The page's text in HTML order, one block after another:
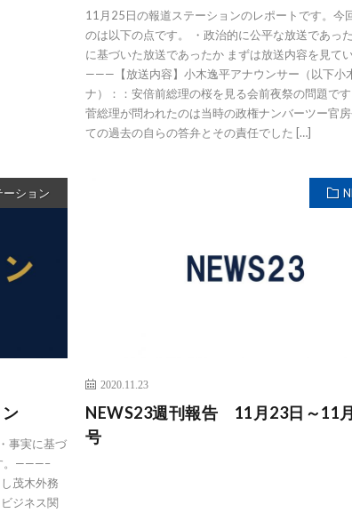
11月25日の報道ステーションのレポートです。今
のは以下の点です。 ・政治的に公平な放送であっ
に基づいた放送であったか まずは放送内容を見てい
———【放送内容】小木逸平アナウンサー（以下小
ナ）：：安倍前総理の桜を見る会前夜祭の問題です
菅総理が問われたのは当時の政権ナンバーツー官
ての過去の自らの答弁とその責任でした […]
ーション
事実に基づ
。———–
茂木外務
ジネス関
2020.11.23
NEWS23週刊報告 11月23日～11
号